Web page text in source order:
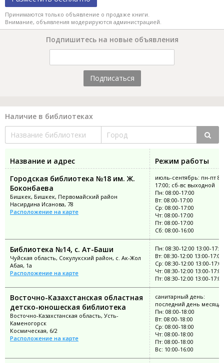
Принимаются только объявление о продаже книги.
Внимание, объявления модерируются администрацией.
Подпишитесь на новые объявления
Подписаться
Наличие в библиотеках
Название и адрес
Режим работы
Городская библиотека №18 им. Ж.
Боконбаева
Бишкек, Бишкек, Первомайский район
Насирдина Исанова, 78
Расположение на карте
июль-сентябрь: пн-пт
17:00; сб-вс выходной
Пн: 08:00-17:00
Вт: 08:00-17:00
Ср: 08:00-17:00
Чт: 08:00-17:00
Пт: 08:00-17:00
Сб: 08:00-16:00
Библиотека №14, с. Ат-Баши
Чуйская область, Сокулукский район, с. Ак-Жол
Абая, 1а
Расположение на карте
Пн: 08:30-12:00 13:00-
Вт: 08:30-12:00 13:00-17:00
Ср: 08:30-12:00 13:00-17:00
Чт: 08:30-12:00 13:00-17:00
Пт: 08:30-12:00 13:00-17:00
Восточно-Казахстанская областная
детско-юношеская библиотека
Восточно-Казахстанская область, Усть-
Каменогорск
Космическая, 6/2
Расположение на карте
санитарный день:
последний день месяца
Пн: 08:00-18:00
Вт: 08:00-18:00
Ср: 08:00-18:00
Чт: 08:00-18:00
Пт: 08:00-18:00
Вс: 10:00-16:00